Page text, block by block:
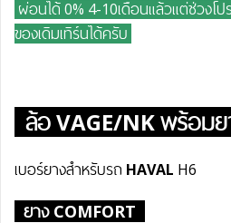
ผ่อนได้ 0% 4-10เดือนแล้วแต่ช่วงโป
ของเดิมเทิร์นได้ครับ
ล้อVAGE/NKพร้อมย
เบอร์ยางสำหรับรถ HAVAL H6
ยาง COMFORT